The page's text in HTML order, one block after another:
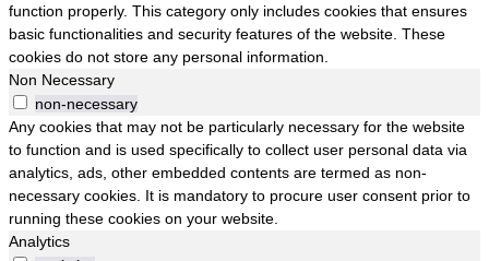
function properly. This category only includes cookies that ensures
basic functionalities and security features of the website. These
cookies do not store any personal information.
Non Necessary
non-necessary
Any cookies that may not be particularly necessary for the website
to function and is used specifically to collect user personal data via
analytics, ads, other embedded contents are termed as non-
necessary cookies. It is mandatory to procure user consent prior to
running these cookies on your website.
Analytics